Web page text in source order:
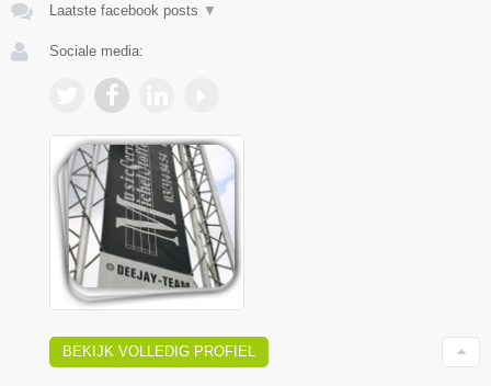
Laatste facebook posts ▼
Sociale media:
BEKIJK VOLLEDIG PROFIEL